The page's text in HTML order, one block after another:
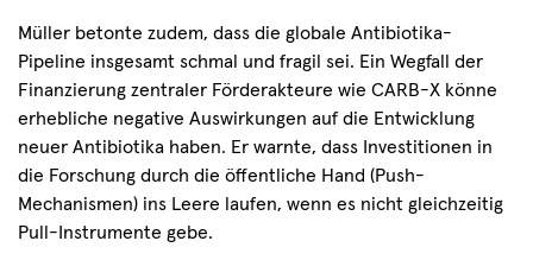
Müller betonte zudem, dass die globale Antibiotika-
Pipeline insgesamt schmal und fragil sei. Ein Wegfall der
Finanzierung zentraler Förderakteure wie CARB-X könne
erhebliche negative Auswirkungen auf die Entwicklung
neuer Antibiotika haben. Er warnte, dass Investitionen in
die Forschung durch die öffentliche Hand (Push-
Mechanismen) ins Leere laufen, wenn es nicht gleichzeitig
Pull-Instrumente gebe.